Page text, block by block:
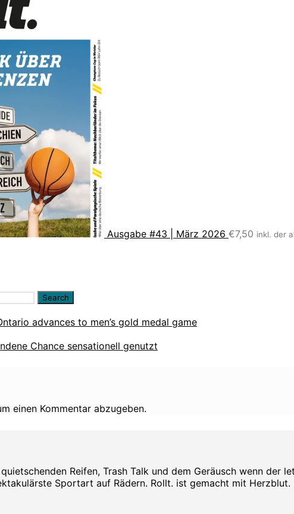
Ausgabe #43 | März 2026 €7,50 inkl. der
advances to men’s gold medal game
Chance sensationell genutzt
einen Kommentar abzugeben.
Reifen, Trash Talk und dem Geräusch wenn
Sportart auf Rädern. Rollt. ist gemacht mit